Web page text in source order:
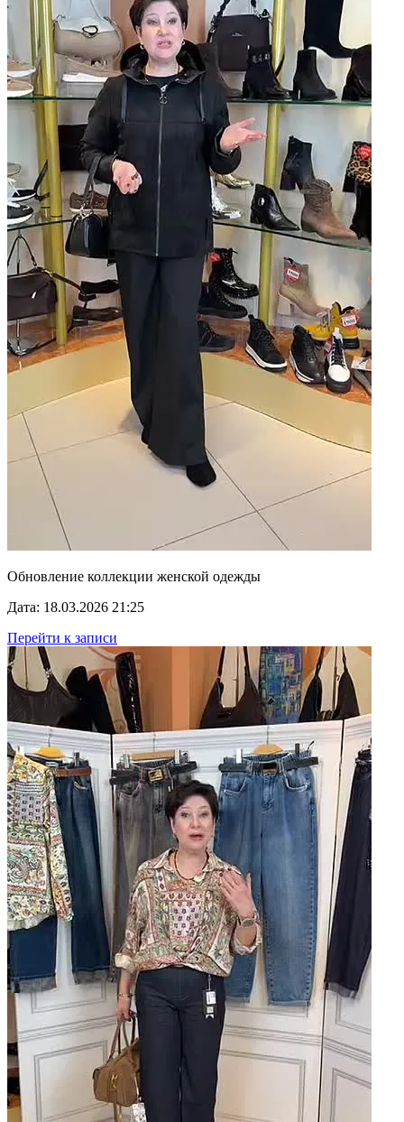
Обновление коллекции женской одежды
Дата: 18.03.2026 21:25
Перейти к записи